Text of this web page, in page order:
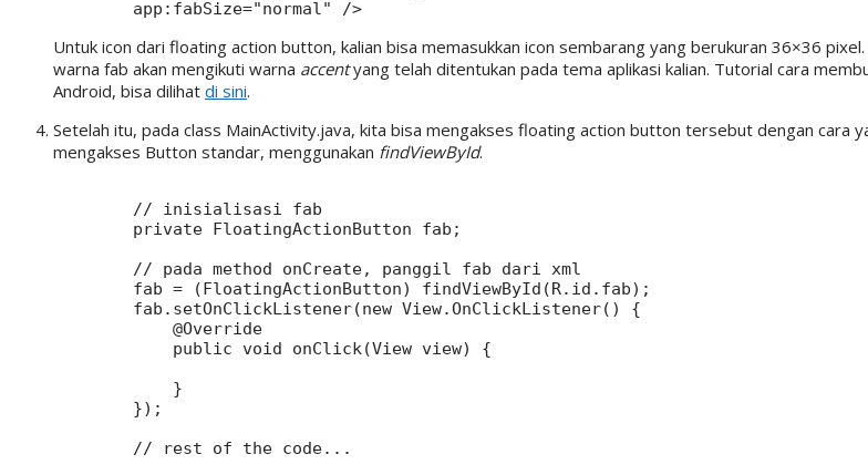
Untuk icon dari floating action button, kalian bisa memasukkan icon sembarang yang berukuran 36×36
warna fab akan mengikuti warna accentyang telah ditentukan pada tema aplikasi kalian. Tutorial cara
Android, bisa dilihat di sini.
Setelah itu, pada class MainActivity.java, kita bisa mengakses floating action button tersebut dengan cara
mengakses Button standar, menggunakan findViewById.
        // inisialisasi fab
        private FloatingActionButton fab;
        // pada method onCreate, panggil fab dari xml
        fab = (FloatingActionButton) findViewById(R.id.fab);
        fab.setOnClickListener(new View.OnClickListener() {
            @Override
            public void onClick(View view) {
            }
        });